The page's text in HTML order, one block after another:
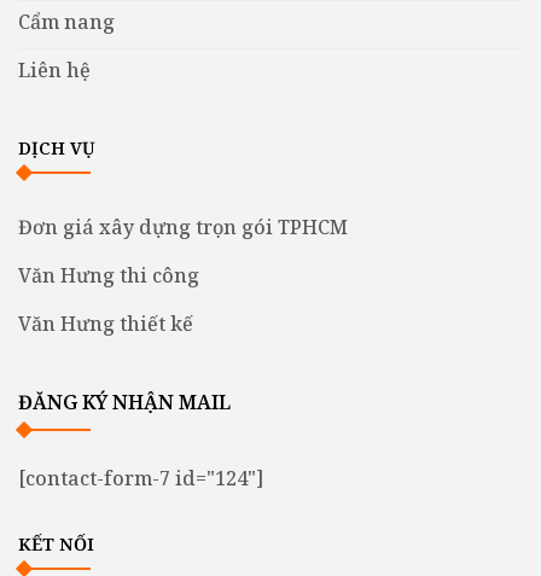
Cẩm nang
Liên hệ
DỊCH VỤ
Đơn giá xây dựng trọn gói TPHCM
Văn Hưng thi công
Văn Hưng thiết kế
ĐĂNG KÝ NHẬN MAIL
[contact-form-7 id="124"]
KẾT NỐI